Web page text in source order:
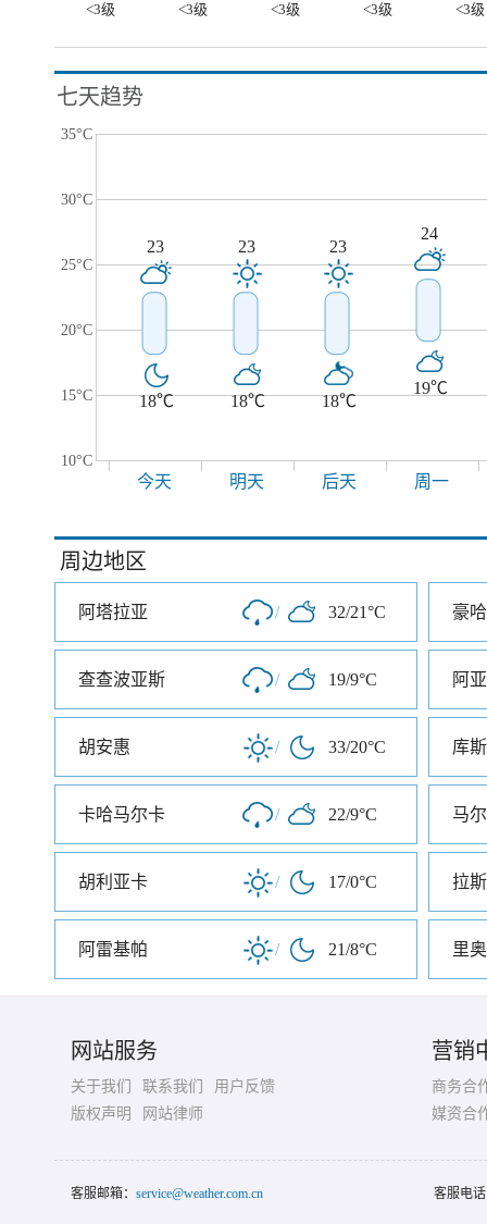
<3级
<3级 <3级 <3级 <3级
七天趋势
35°C
30°C
25°C
20°C
15°C
10°C
23
18℃
23
18℃
23
18℃
24
19℃
今天 明天 后天 周一
周边地区
阿塔拉亚 / 32/21°C 豪哈
查查波亚斯 / 19/9°C 阿
胡安惠 / 33/20°C 库
卡哈马尔卡 / 22/9°C 马
胡利亚卡 / 17/0°C 拉
阿雷基帕 / 21/8°C 里
网站服务
关于我们 联系我们
用户反馈
版权声明
网站律师
营销
商务合
媒资合
客服邮箱： service@weather.com.cn 客服电